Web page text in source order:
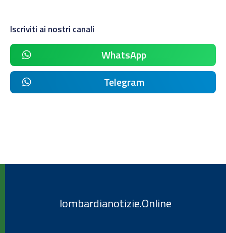
Iscriviti ai nostri canali
WhatsApp
Telegram
lombardianotizie.Online